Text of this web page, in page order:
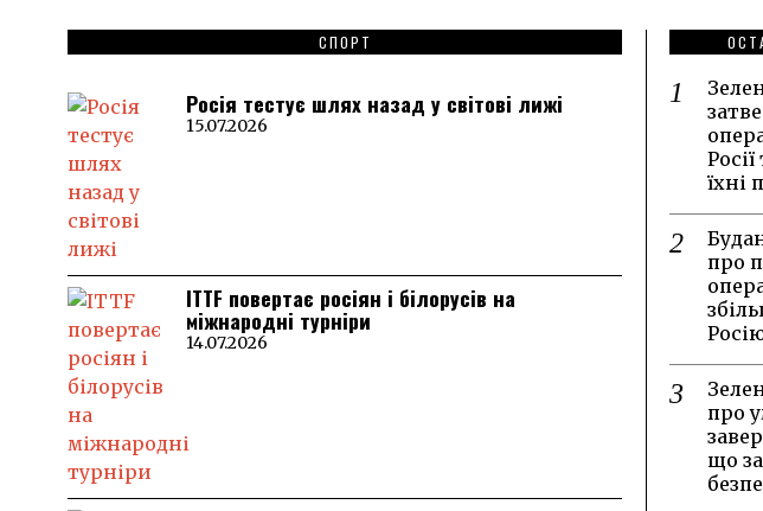
СПОРТ
Росія тестує шлях назад у світові лижі
15.07.2026
ITTF повертає росіян і білорусів на
міжнародні турніри
14.07.2026
їхні
про
про
що